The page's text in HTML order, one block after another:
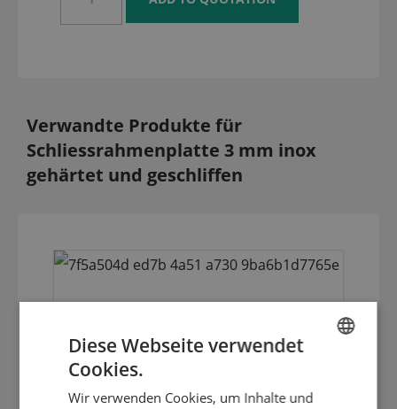
Verwandte Produkte für
Schliessrahmenplatte 3 mm inox
gehärtet und geschliffen
DUTCH
Diese Webseite verwendet
Cookies.
Wir verwenden Cookies, um Inhalte und